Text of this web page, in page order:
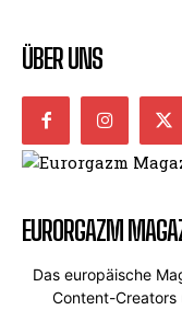
ÜBER UNS
EURORGAZM
Das europäische
Content-Creators